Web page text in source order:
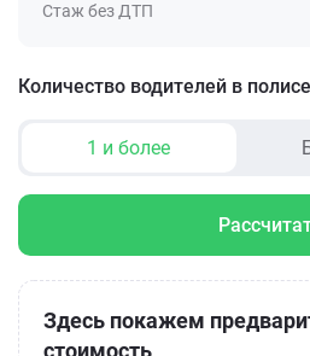
Стаж без ДТП
Количество водителей в полисе
1 и более
Здесь покажем
стоимость